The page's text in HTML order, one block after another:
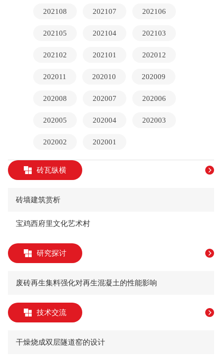
202108 202107 202106
202105 202104 202103
202102 202101 202012
202011 202010 202009
202008 202007 202006
202005 202004 202003
202002 202001
砖瓦纵横
砖墙建筑赏析
宝鸡西府里文化艺术村
研究探讨
废砖再生集料强化对再生混凝土的性能影响
技术交流
干燥烧成双层隧道窑的设计